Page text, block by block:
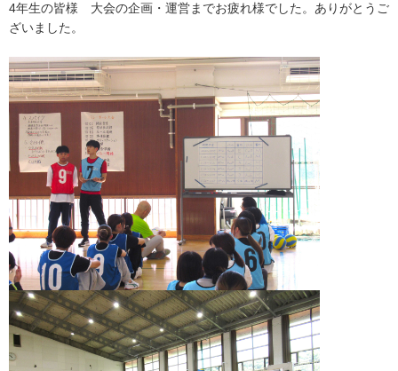
4年生の皆様 大会の企画・運営までお疲れ様でした。ありがとうご
ざいました。